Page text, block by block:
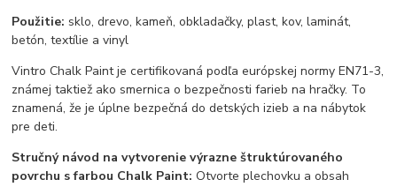
Použitie: sklo, drevo, kameň, obkladačky, plast, kov, laminát,
betón, textílie a vinyl
Vintro Chalk Paint je certifikovaná podľa európskej normy EN71-3,
známej taktiež ako smernica o bezpečnosti farieb na hračky. To
znamená, že je úplne bezpečná do detských izieb a na nábytok
pre deti.
Stručný návod na vytvorenie výrazne štruktúrovaného
povrchu s farbou Chalk Paint:Otvorte plechovku a obsah